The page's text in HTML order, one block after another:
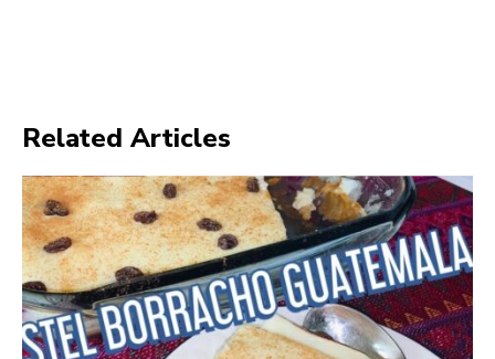
Related Articles